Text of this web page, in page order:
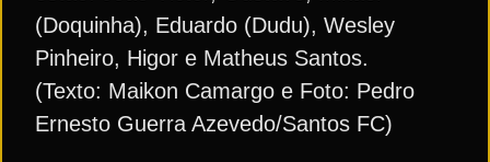
(Doquinha), Eduardo (Dudu), Wesley
Pinheiro, Higor e Matheus Santos.
(Texto: Maikon Camargo e Foto: Pedro
Ernesto Guerra Azevedo/Santos FC)